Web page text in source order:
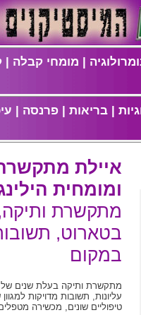
| מומחי קבלה |
| בריאות | פרנסה |
איילת
ומומחית
מתקשרת
בטארוט,
במקום
מתקשרת ותיקה בעלת שנים של
עליונות, תשובות מדויקות
טיפוליים שונים, מכשירה